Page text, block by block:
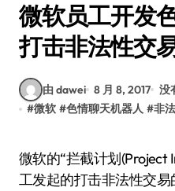
微软员工开发
打击非法性交
由 dawei 8 月 8, 2017 没
#微软 #色情聊天机器人 #非
微软的“拦截计划(Project Intercept)”是由公司一些员
工发起的打击非法性交